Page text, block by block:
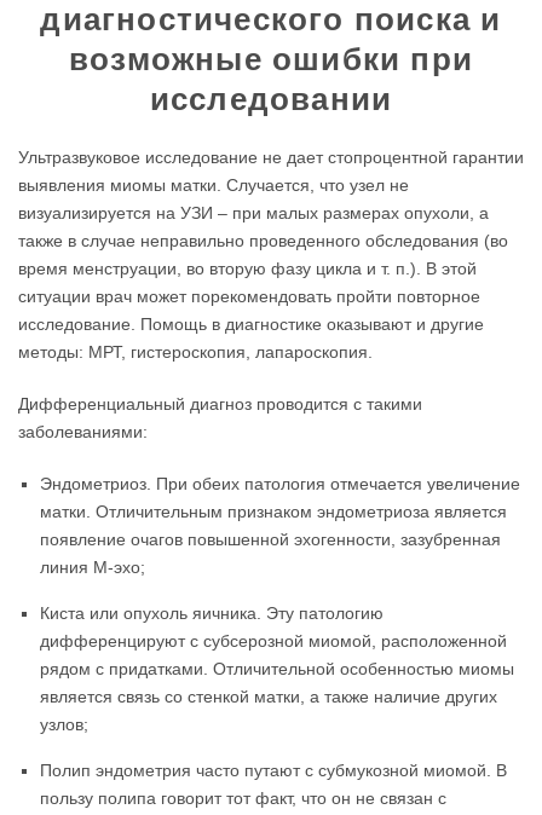
диагностического поиска и
возможные ошибки при
исследовании
Ультразвуковое исследование не дает стопроцентной гарантии
выявления миомы матки. Случается, что узел не
визуализируется на УЗИ – при малых размерах опухоли, а
также в случае неправильно проведенного обследования (во
время менструации, во вторую фазу цикла и т. п.). В этой
ситуации врач может порекомендовать пройти повторное
исследование. Помощь в диагностике оказывают и другие
методы: МРТ, гистероскопия, лапароскопия.
Дифференциальный диагноз проводится с такими
заболеваниями:
Эндометриоз. При обеих патология отмечается увеличение
матки. Отличительным признаком эндометриоза является
появление очагов повышенной эхогенности, зазубренная
линия М-эхо;
Киста или опухоль яичника. Эту патологию
дифференцируют с субсерозной миомой, расположенной
рядом с придатками. Отличительной особенностью миомы
является связь со стенкой матки, а также наличие других
узлов;
Полип эндометрия часто путают с субмукозной миомой. В
пользу полипа говорит тот факт, что он не связан с